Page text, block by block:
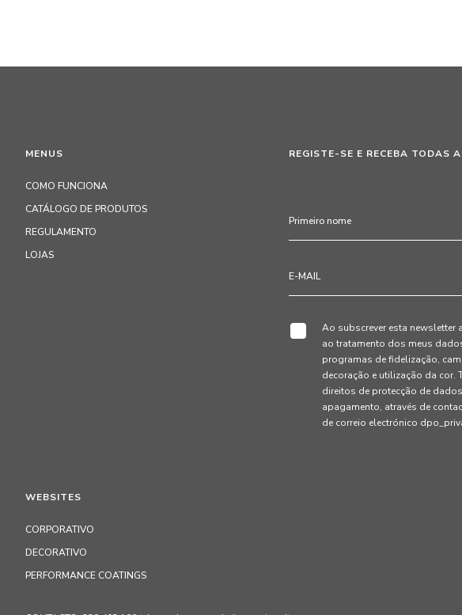
MENUS
COMO FUNCIONA
CATÁLOGO DE PRODUTOS
REGULAMENTO
LOJAS
REGISTE-SE E RECEBA TODAS
Ao subscrever esta newsletter
ao tratamento dos meus
programas de fidelização,
decoração e utilização da cor.
direitos de protecção de
apagamento, através de
de correio electrónico
WEBSITES
CORPORATIVO
DECORATIVO
PERFORMANCE COATINGS